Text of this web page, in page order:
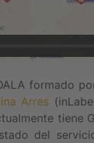
formado
Arres
tiene
del